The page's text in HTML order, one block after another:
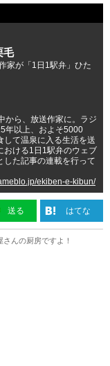
毛
家が「1日1駅弁」ひた
から、放送作家に。ラジ
年以上、およそ5000
して温泉に入る生活を送
おける1日1駅弁のウェブ
した記事の連載を行って
ekiben-e-kibun/
送る はてな
んの厨房ですよ！